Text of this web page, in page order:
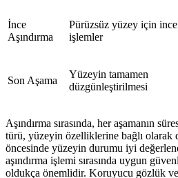
İnce
Aşındırma
Pürüzsüz yüzey için ince
işlemler
Son Aşama
Yüzeyin tamamen
düzgünleştirilmesi
Aşındırma sırasında, her aşamanın
türü, yüzeyin özelliklerine bağlı olarak
öncesinde yüzeyin durumu iyi
aşındırma işlemi sırasında uygun
oldukça önemlidir. Koruyucu gözlük